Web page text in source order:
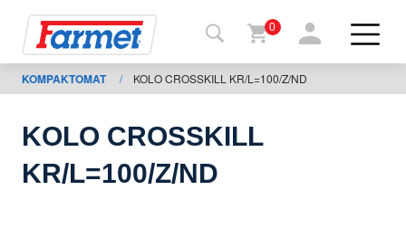
Farmeti
pood
0
KOMPAKTOMAT / KOLO CROSSKILL KR/L=100/Z/ND
KOLO CROSSKILL
KR/L=100/Z/ND